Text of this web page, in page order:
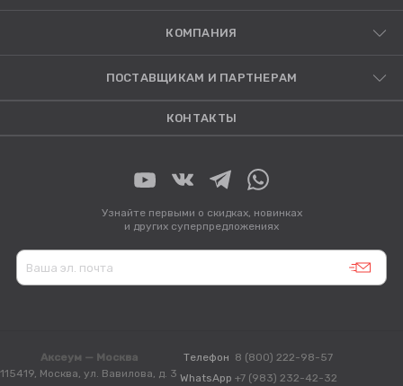
КОМПАНИЯ
ПОСТАВЩИКАМ И ПАРТНЕРАМ
КОНТАКТЫ
Узнайте первыми о скидках, новинках
и других суперпредложениях
Аксеум — Москва
115419, Москва, ул. Вавилова, д. 3
Телефон 8 (800) 222-98-57
WhatsApp +7 (983) 232-42-32